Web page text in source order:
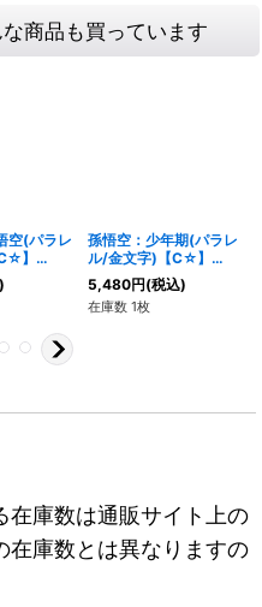
商品も買っています
空(パラレ
】
孫悟空：少年期(パラレ
ル/金文字)【C☆】
{FS09-09}
5,480円(税込)
在庫数 1枚
在庫数は通販サイト上の
在庫数とは異なりますの